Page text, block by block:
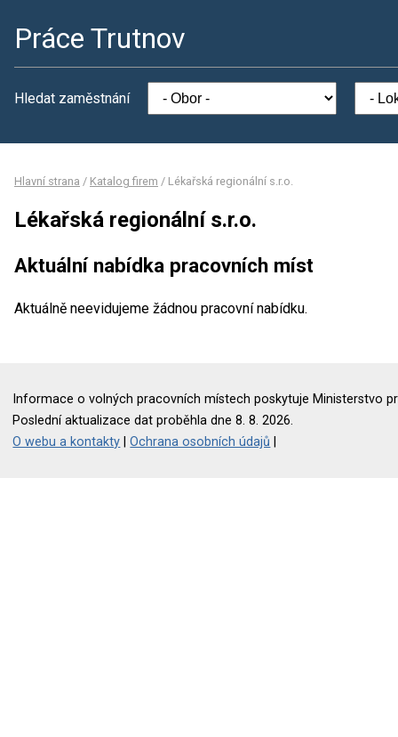
Práce Trutnov
Hledat zaměstnání
Hlavní strana / Katalog firem / Lékařská regionální s.r.o.
Lékařská regionální s.r.o.
Aktuální nabídka pracovních míst
Aktuálně neevidujeme žádnou pracovní nabídku.
Informace o volných pracovních místech poskytuje Ministerstvo
Poslední aktualizace dat proběhla dne 8. 8. 2026.
O webu a kontakty |Ochrana osobních údajů